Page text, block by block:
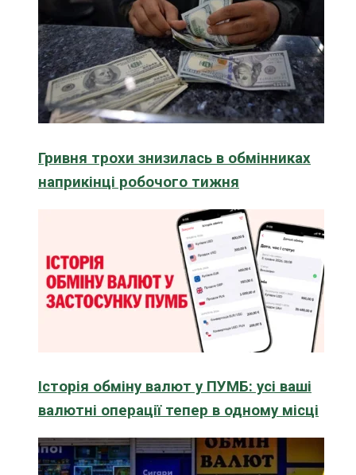
Гривня трохи знизилась в обмінниках
наприкінці робочого тижня
Історія обміну валют у ПУМБ: усі ваші
валютні операції тепер в одному місці